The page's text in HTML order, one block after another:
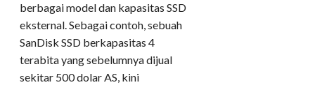
berbagai model dan kapasitas SSD
eksternal. Sebagai contoh, sebuah
SanDisk SSD berkapasitas 4
terabita yang sebelumnya dijual
sekitar 500 dolar AS, kini